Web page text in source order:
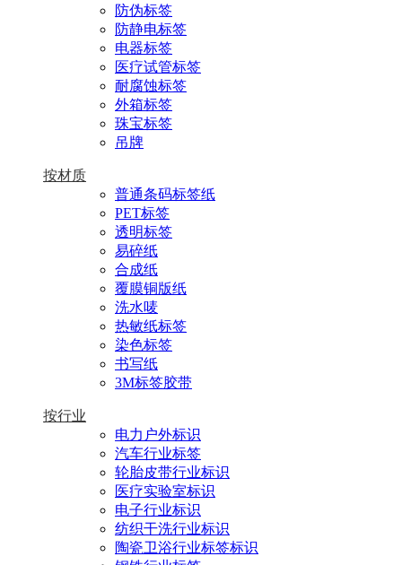
防伪标签
防静电标签
电器标签
医疗试管标签
耐腐蚀标签
外箱标签
珠宝标签
吊牌
按材质
普通条码标签纸
PET标签
透明标签
易碎纸
合成纸
覆膜铜版纸
洗水唛
热敏纸标签
染色标签
书写纸
3M标签胶带
按行业
电力户外标识
汽车行业标签
轮胎皮带行业标识
医疗实验室标识
电子行业标识
纺织干洗行业标识
陶瓷卫浴行业标签标识